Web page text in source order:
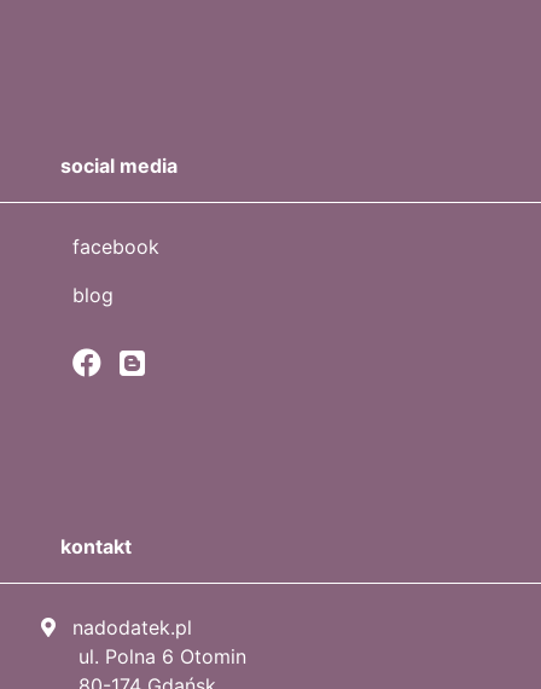
social media
facebook
blog
kontakt
nadodatek.pl
ul. Polna 6 Otomin